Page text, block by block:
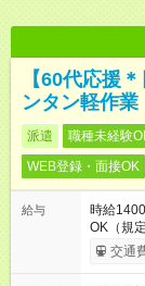
【60代応援
ンタン軽作業
派遣 職種未経験
WEB登録・面接OK
給与
時給
OK（規
交通